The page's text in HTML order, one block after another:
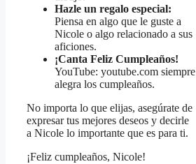
Hazle un regalo especial:
Piensa en algo que le guste a
Nicole o algo relacionado a sus
aficiones.
¡Canta Feliz Cumpleaños!
YouTube: youtube.com siempre
alegra los cumpleaños.
No importa lo que elijas, asegúrate de
expresar tus mejores deseos y decirle
a Nicole lo importante que es para ti.
¡Feliz cumpleaños, Nicole!